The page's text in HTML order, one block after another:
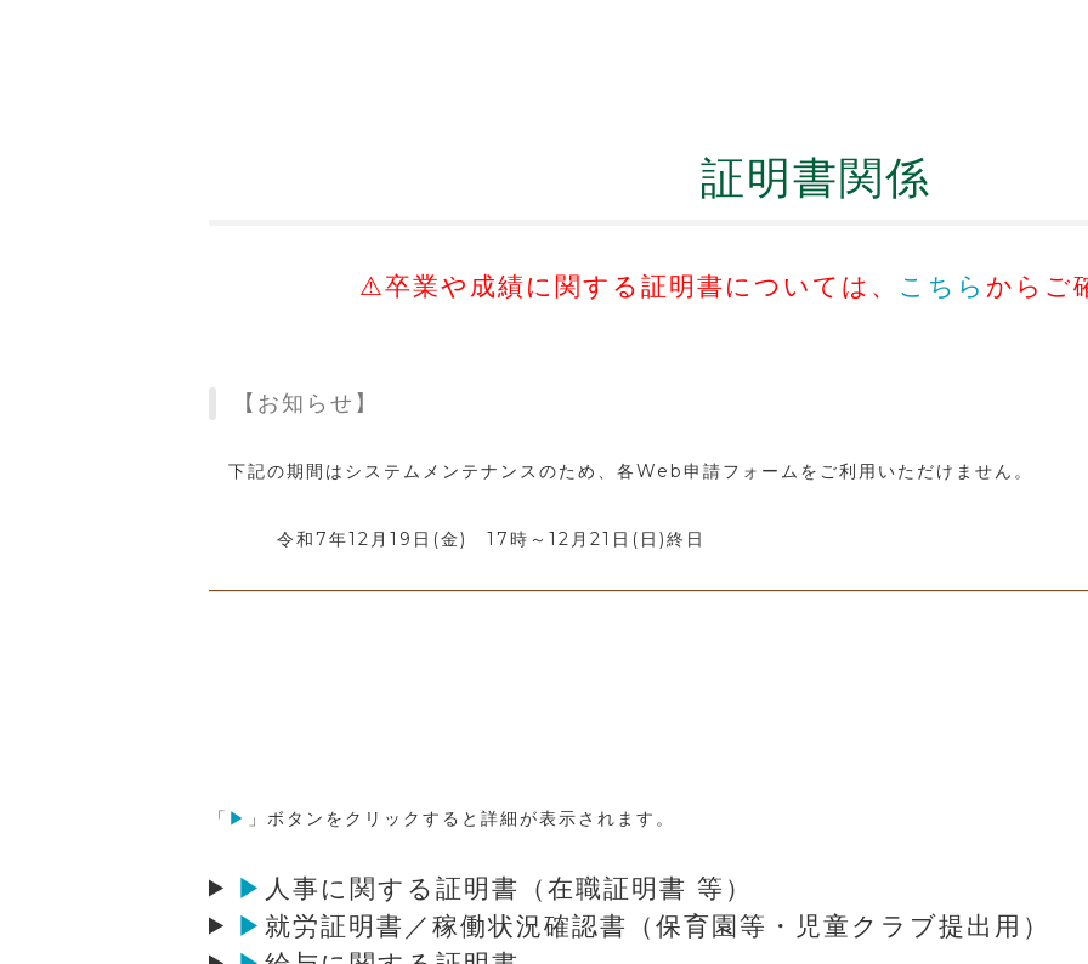
証明書関係
⚠卒業や成績に関する証明書については、 こちら からご
【お知らせ】
下記の期間はシステムメンテナンスのため、各Web申請フォームをご利用いただけません。
令和7年12月19日(金) 17時～12月21日(日)終日
「 ▶ 」ボタンをクリックすると詳細が表示されます。
▶ 人事に関する証明書（在職証明書 等）
▶ 就労証明書／稼働状況確認書（保育園等・児童クラブ提出用）